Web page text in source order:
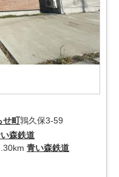
せ町鶉久保3-59
森鉄道
青い森鉄道